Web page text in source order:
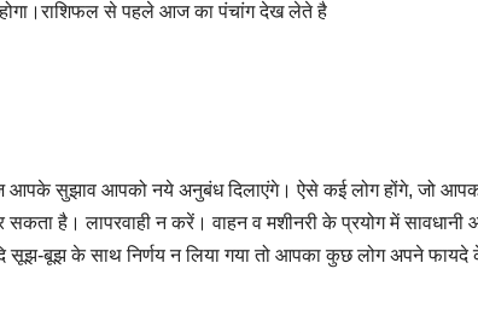
होगा।राशिफल से पहले आज का पंचांग देख लेते है
आपके सुझाव आपको नये अनुबंध दिलाएंगे। ऐसे कई लोग होंगे, जो
सकता है। लापरवाही न करें। वाहन व मशीनरी के प्रयोग में
सूझ-बूझ के साथ निर्णय न लिया गया तो आपका कुछ लोग अपने फायदे